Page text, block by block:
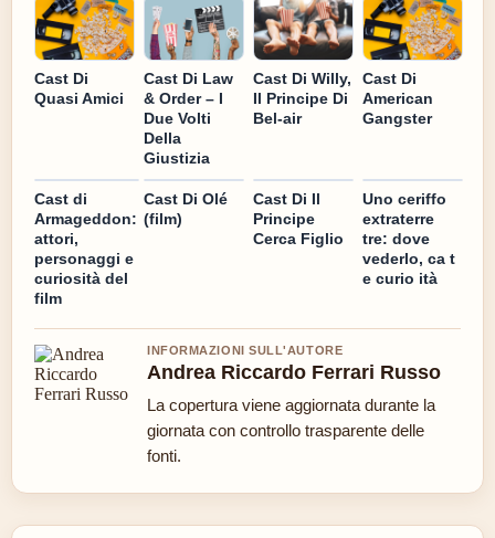
Cast Di
Quasi Amici
Cast Di Law
& Order – I
Due Volti
Della
Giustizia
Cast Di Willy,
Il Principe Di
Bel-air
Cast Di
American
Gangster
Cast di
Armageddon:
attori,
personaggi e
curiosità del
film
Cast Di Olé
(film)
Cast Di Il
Principe
Cerca Figlio
Uno ceriffo
extraterre
tre: dove
vederlo, ca t
e curio ità
INFORMAZIONI SULL'AUTORE
Andrea Riccardo Ferrari Russo
La copertura viene aggiornata durante la
giornata con controllo trasparente delle
fonti.